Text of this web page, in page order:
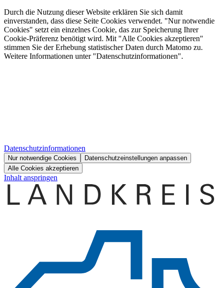
Durch die Nutzung dieser Website erklären Sie sich damit
einverstanden, dass diese Seite Cookies verwendet. "Nur notwendie
Cookies" setzt ein einzelnes Cookie, das zur Speicherung Ihrer
Cookie-Präferenz benötigt wird. Mit "Alle Cookies akzeptieren"
stimmen Sie der Erhebung statistischer Daten durch Matomo zu.
Weitere Informationen unter "Datenschutzinformationen".
Datenschutzinformationen
Nur notwendige Cookies
Datenschutzeinstellungen anpassen
Alle Cookies akzeptieren
Inhalt anspringen